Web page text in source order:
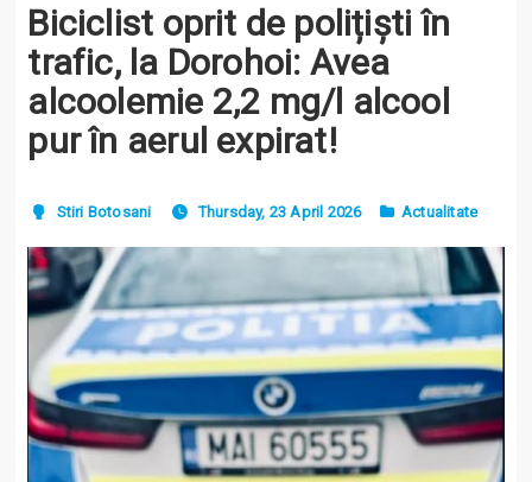
Biciclist oprit de polițiști în
trafic, la Dorohoi: Avea
alcoolemie 2,2 mg/l alcool
pur în aerul expirat!
Stiri Botosani Thursday, 23 April 2026 Actualitate